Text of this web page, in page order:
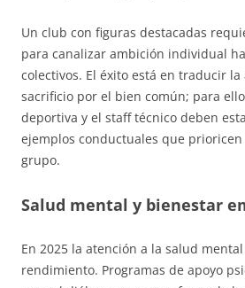
Un club con figuras destacadas
para canalizar ambición individual
colectivos. El éxito está en traducir
sacrificio por el bien común; para
deportiva y el staff técnico deben
ejemplos conductuales que
grupo.
Salud mental y bienestar
En 2025 la atención a la salud
rendimiento. Programas de apoyo